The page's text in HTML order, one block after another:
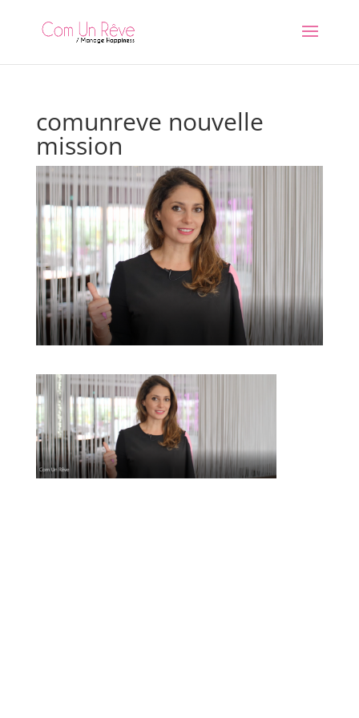
comunreve nouvelle
mission